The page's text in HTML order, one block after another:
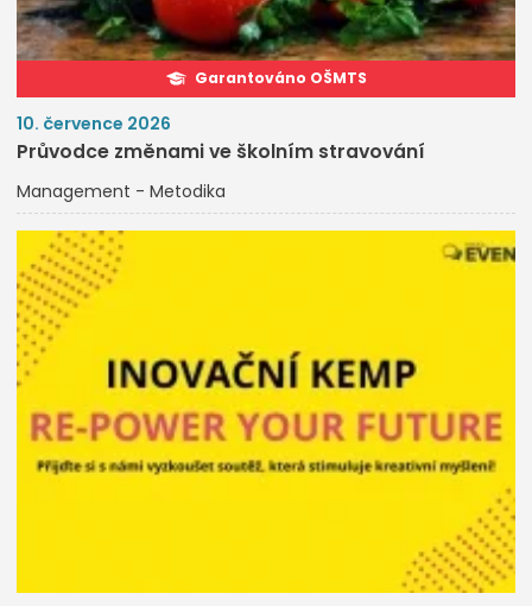
Garantováno OŠMTS
10. července 2026
Průvodce změnami ve školním stravování
Management - Metodika